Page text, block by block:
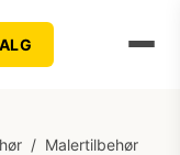
/ Malertilbehør